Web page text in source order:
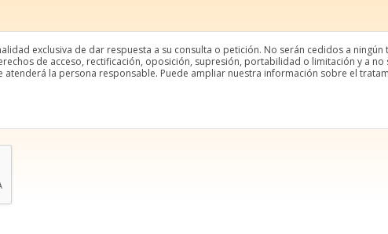
exclusiva de dar respuesta a su consulta o petición. No serán cedidos a
de acceso, rectificación, oposición, supresión, portabilidad o limitación y a
atenderá la persona responsable. Puede ampliar nuestra información sobre el